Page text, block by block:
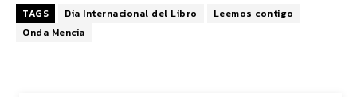
TAGS Día Internacional del Libro
Leemos contigo
Onda Mencía